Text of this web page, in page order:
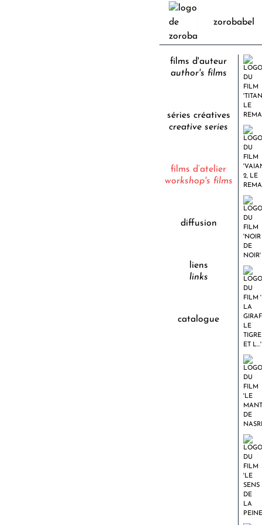
zorobabel
films d'auteur
author's films
séries créatives
creative series
films d’atelier
workshop's films
diffusion
liens
links
catalogue